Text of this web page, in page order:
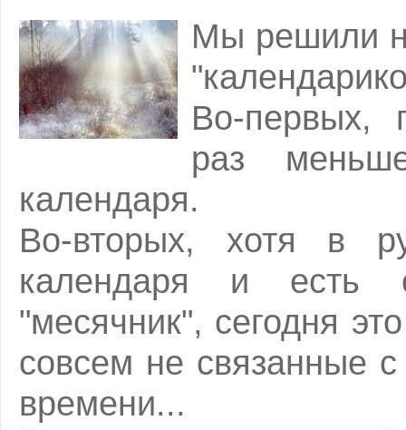
Мы решили
Во-первых,
раз
календаря.
Во-вторых, хотя в
календаря и есть
"месячник", сегодня
совсем не связанные
времени...